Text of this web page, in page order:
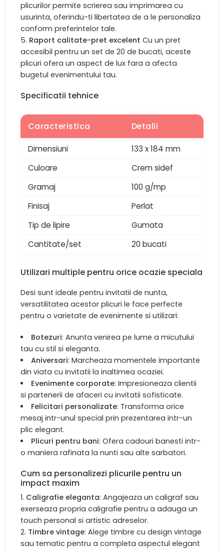
plicurilor permite scrierea sau imprimarea cu
usurinta, oferindu-ti libertatea de a le personaliza
conform preferintelor tale.
Raport calitate-pret excelent Cu un pret
accesibil pentru un set de 20 de bucati, aceste
plicuri ofera un aspect de lux fara a afecta
bugetul evenimentului tau.
Specificatii tehnice
Caracteristica Detalii
Dimensiuni
133 x 184 mm
Culoare
Crem sidef
Gramaj
100 g/mp
Finisaj
Perlat
Tip de lipire
Gumata
Cantitate/set
20 bucati
Utilizari multiple pentru orice ocazie speciala
Desi sunt ideale pentru invitatii de nunta,
versatilitatea acestor plicuri le face perfecte
pentru o varietate de evenimente si utilizari:
Botezuri: Anunta venirea pe lume a micutului
tau cu stil si eleganta.
Aniversari: Marcheaza momentele importante
din viata cu invitatii la inaltimea ocaziei.
Evenimente corporate: Impresioneaza clientii
si partenerii de afaceri cu invitatii sofisticate.
Felicitari personalizate: Transforma orice
mesaj intr-unul special prin prezentarea intr-un
plic elegant.
Plicuri pentru bani: Ofera cadouri banesti intr-
o maniera rafinata la nunti sau alte sarbatori.
Cum sa personalizezi plicurile pentru un
impact maxim
Caligrafie eleganta: Angajeaza un caligraf sau
exerseaza propria caligrafie pentru a adauga un
touch personal si artistic adreselor.
Timbre vintage: Alege timbre cu design vintage
sau tematic pentru a completa aspectul elegant